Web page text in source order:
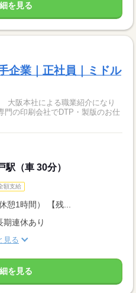
を見る
企業｜正社員｜ミドル
阪本社による職業紹介になり
駅（車 30分）
額支給
憩1時間） 【残...
連休あり
見る
を見る